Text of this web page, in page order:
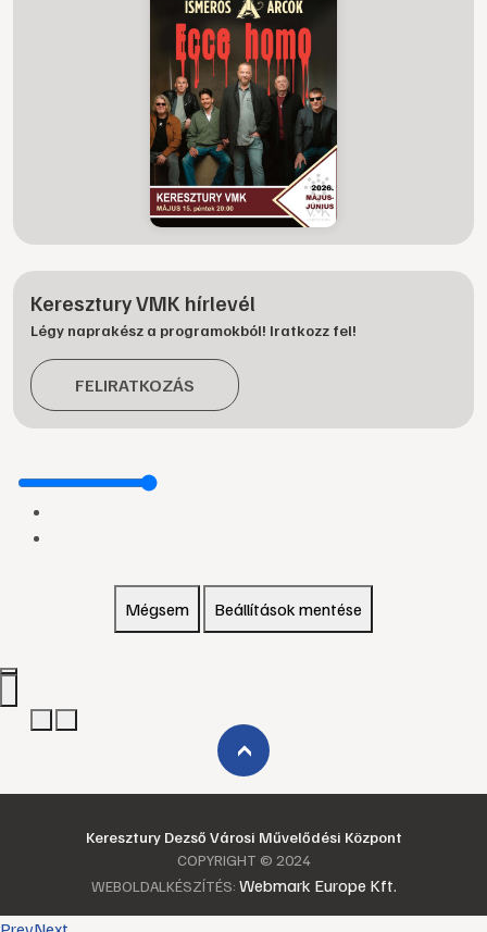
Keresztury VMK hírlevél
Légy naprakész a programokból! Iratkozz fel!
FELIRATKOZÁS
Mégsem Beállítások mentése
›
Keresztury Dezső Városi Művelődési Központ
COPYRIGHT © 2024
WEBOLDALKÉSZÍTÉS: Webmark Europe Kft.